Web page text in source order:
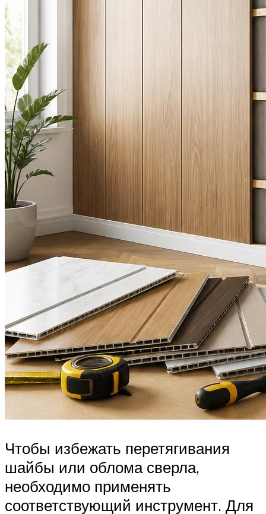
Чтобы избежать перетягивания
шайбы или облома сверла,
необходимо применять
соответствующий инструмент. Для